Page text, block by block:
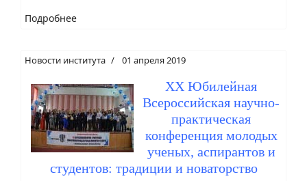
Подробнее
Новости института 01 апреля 2019
XX Юбилейная
Всероссийская научно-
практическая
конференция молодых
ученых, аспирантов и
студентов: традиции и новаторство